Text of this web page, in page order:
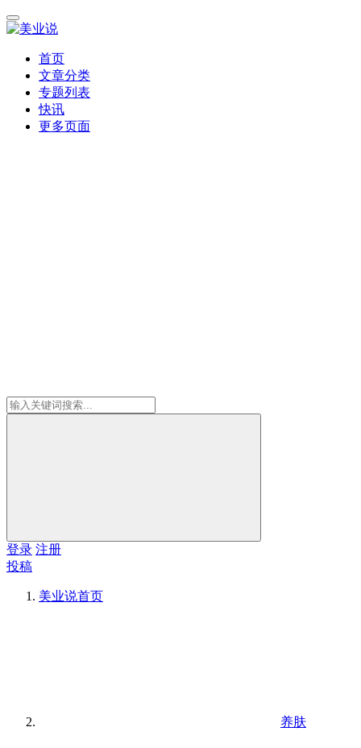
首页
文章分类
专题列表
快讯
更多页面
登录 注册
投稿
美业说首页
养肤